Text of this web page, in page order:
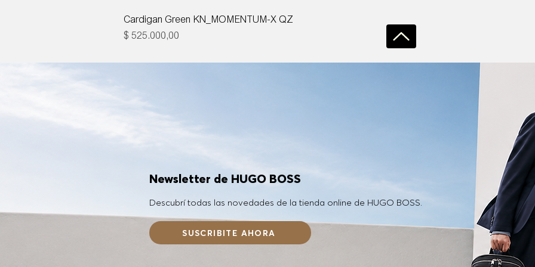
Cardigan Green KN_MOMENTUM-X QZ
Precio
$ 525.000,00
Newsletter de HUGO BOSS
Descubrí todas las novedades de la tienda online de HUGO BOSS.
SUSCRIBITE AHORA